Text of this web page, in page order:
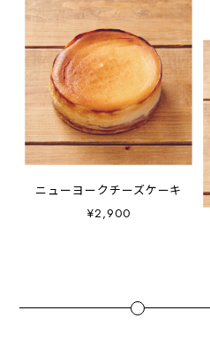
ニューヨークチーズケーキ
¥2,900